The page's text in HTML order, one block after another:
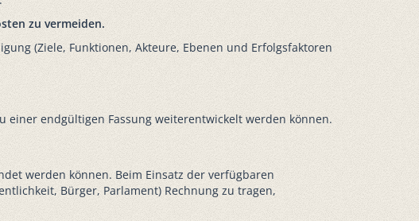
zu vermeiden.
(Ziele, Funktionen, Akteure, Ebenen und Erfolgsfaktoren
einer endgültigen Fassung weiterentwickelt werden können.
werden können. Beim Einsatz der verfügbaren
Bürger, Parlament) Rechnung zu tragen,